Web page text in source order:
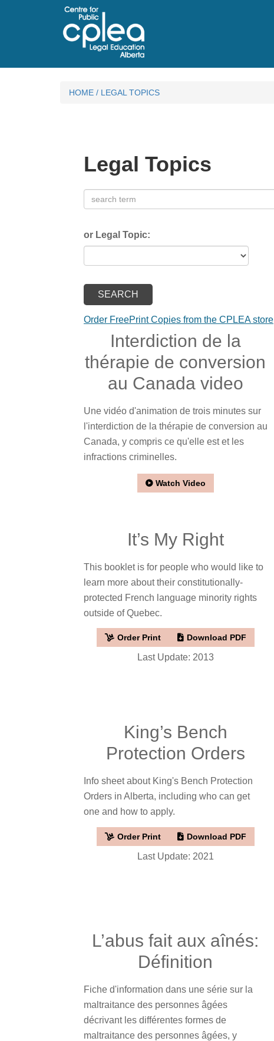
HOME / LEGAL TOPICS
Legal Topics
or Legal Topic:
Order FreePrint Copies from the CPLEA store
Interdiction de la
thérapie de conversion
au Canada video
Une vidéo d'animation de trois minutes sur
l'interdiction de la thérapie de conversion au
Canada, y compris ce qu'elle est et les
infractions criminelles.
Watch Video
It’s My Right
This booklet is for people who would like to
learn more about their constitutionally-
protected French language minority rights
outside of Quebec.
Order Print Download PDF
Last Update: 2013
King’s Bench
Protection Orders
Info sheet about King's Bench Protection
Orders in Alberta, including who can get
one and how to apply.
Order Print Download PDF
Last Update: 2021
L’abus fait aux aînés:
Définition
Fiche d'information dans une série sur la
maltraitance des personnes âgées
décrivant les différentes formes de
maltraitance des personnes âgées, y